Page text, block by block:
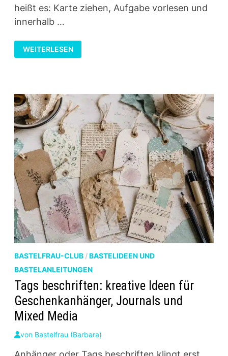
heißt es: Karte ziehen, Aufgabe vorlesen und
innerhalb …
SOMMERSPIEL
FÜR
KINDER
ANTWORTEN
IN
FÜNF
SEKUNDEN
WEITERLESEN
BASTELFRAU-CLUB/BASTELIDEEN UND
BASTELANLEITUNGEN
Tags beschriften: kreative Ideen für
Geschenkanhänger, Journals und
Mixed Media
von Bastelfrau (Barbara)